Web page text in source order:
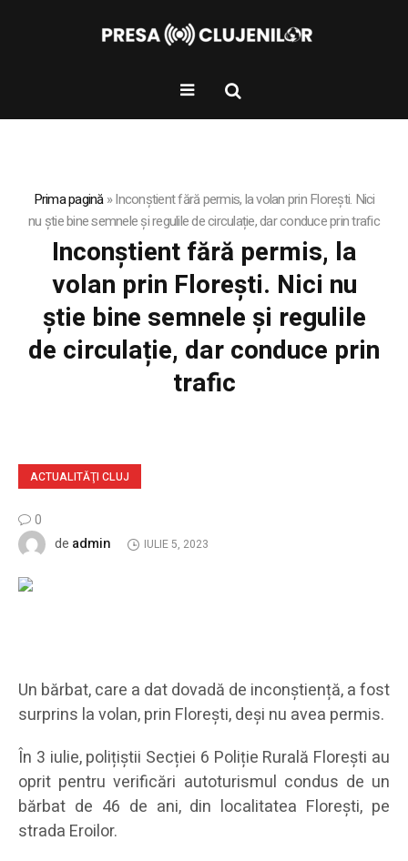
Prima pagină»Inconștient fără permis, la volan prin Florești. Nici
nu știe bine semnele și regulile de circulație, dar conduce prin trafic
Inconștient fără permis, la
volan prin Florești. Nici nu
știe bine semnele și regulile
de circulație, dar conduce prin
trafic
ACTUALITĂŢI CLUJ
0
de admin IULIE 5, 2023
Un bărbat, care a dat dovadă de inconștiență, a fost
surprins la volan, prin Florești, deși nu avea permis.
În 3 iulie, polițiștii Secției 6 Poliție Rurală Florești au
oprit pentru verificări autoturismul condus de un
bărbat de 46 de ani, din localitatea Florești, pe
strada Eroilor.